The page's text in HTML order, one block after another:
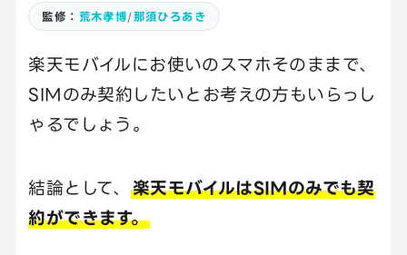
監修： 荒木孝博/那須ひろあき
楽天モバイルにお使いのスマホそのままで、
SIMのみ契約したいとお考えの方もいらっし
ゃるでしょう。
結論として、 楽天モバイルはSIMのみでも契
約ができます。